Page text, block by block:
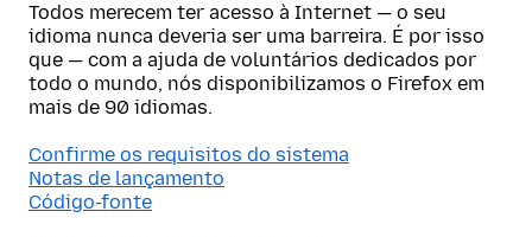
Todos merecem ter acesso à Internet — o seu
idioma nunca deveria ser uma barreira. É por isso
que — com a ajuda de voluntários dedicados por
todo o mundo, nós disponibilizamos o Firefox em
mais de 90 idiomas.
Confirme os requisitos do sistema
Notas de lançamento
Código-fonte